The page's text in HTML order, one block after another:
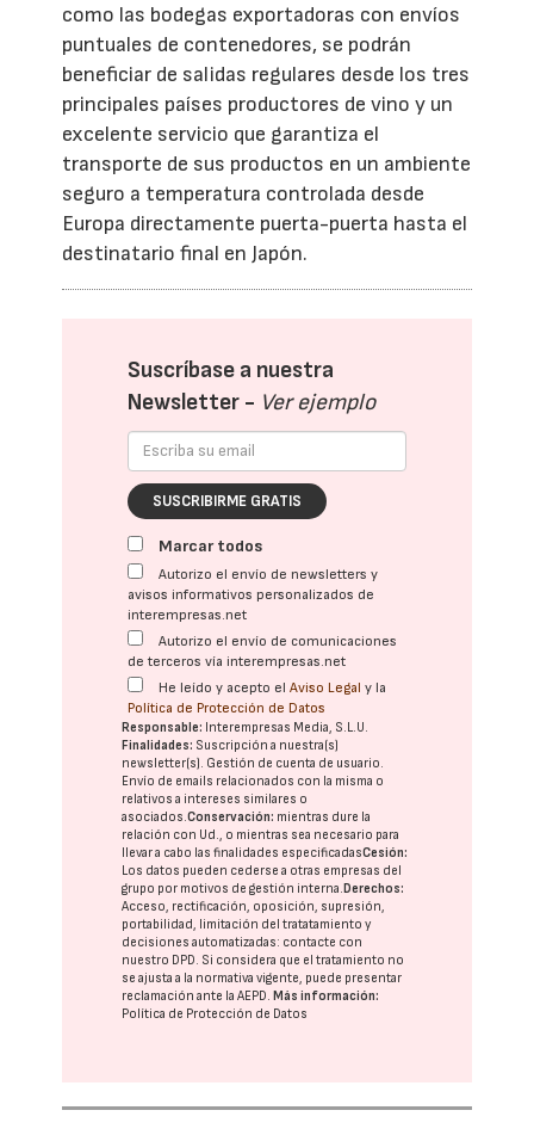
como las bodegas exportadoras con envíos
puntuales de contenedores, se podrán
beneficiar de salidas regulares desde los tres
principales países productores de vino y un
excelente servicio que garantiza el
transporte de sus productos en un ambiente
seguro a temperatura controlada desde
Europa directamente puerta-puerta hasta el
destinatario final en Japón.
Suscríbase a nuestra
Newsletter - Ver ejemplo
SUSCRIBIRME GRATIS
Marcar todos
Autorizo el envío de newsletters y
avisos informativos personalizados de
interempresas.net
Autorizo el envío de comunicaciones
de terceros vía interempresas.net
He leído y acepto elAviso Legal y la
Política de Protección de Datos
Responsable: Interempresas Media, S.L.U.
Finalidades: Suscripción a nuestra(s)
newsletter(s). Gestión de cuenta de usuario.
Envío de emails relacionados con la misma o
relativos a intereses similares o
asociados.Conservación: mientras dure la
relación con Ud., o mientras sea necesario para
llevar a cabo las finalidades especificadasCesión:
Los datos pueden cederse a otras empresas del
grupo por motivos de gestión interna.Derechos:
Acceso, rectificación, oposición, supresión,
portabilidad, limitación del tratatamiento y
decisiones automatizadas: contacte con
nuestro DPD. Si considera que el tratamiento no
se ajusta a la normativa vigente, puede presentar
reclamación ante laAEPD.Más información:
Política de Protección de Datos